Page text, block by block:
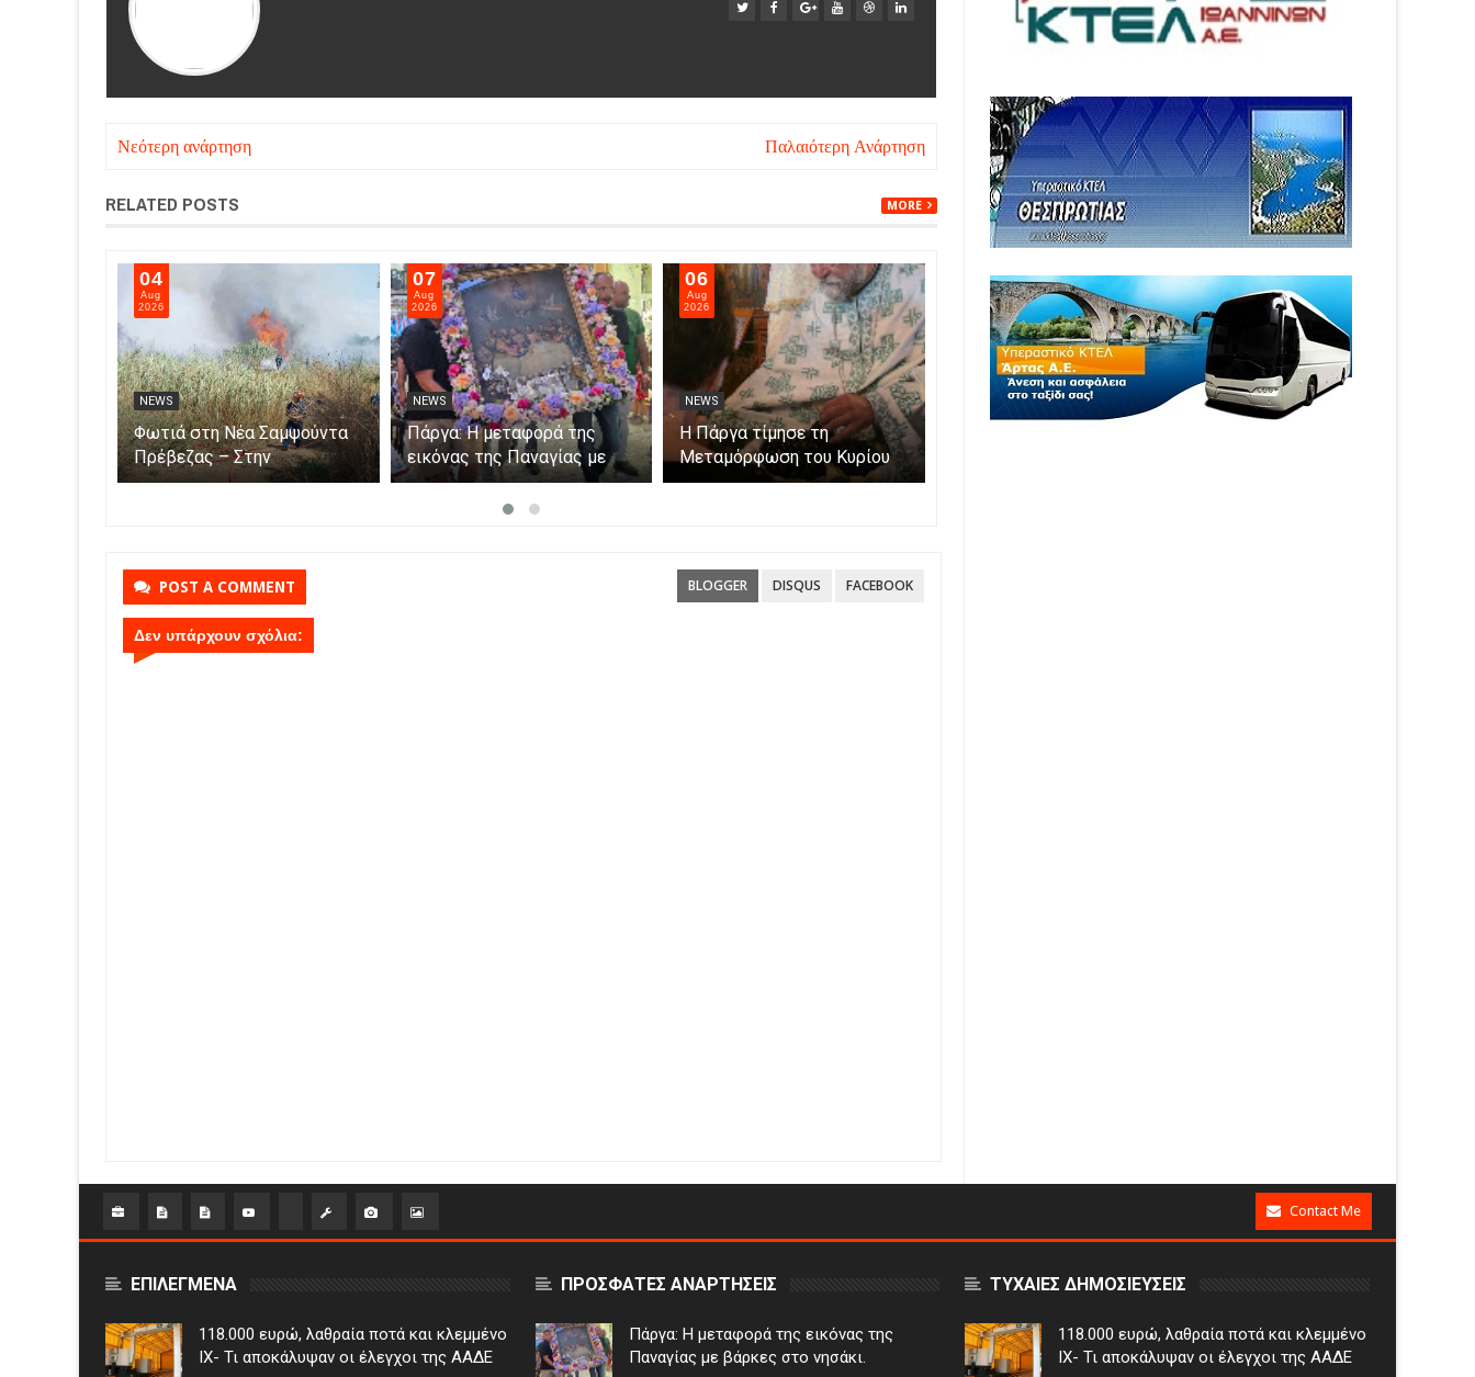
Νεότερη ανάρτηση Παλαιότερη Ανάρτηση
RELATED POSTS MORE
05
Aug
2026
NEWS
Αυξήθηκαν τα τροχαία και οι
νεκροί στην Ήπειρο τον
Ιούλιο – Πάνω από 5.500
04
Aug
2026
NEWS
Φωτιά στη Νέα Σαμψούντα
Πρέβεζας – Στην
κατάσβεση επίγειες και
εναέριες δυνάμεις
07
Aug
2026
NEWS
Πάργα: Η μεταφορά της
εικόνας της Παναγίας με
βάρκες στο νησάκι.
05
Aug
NEWS
POST A COMMENT BLOGGER DISQUS FACEBOOK
Δεν υπάρχουν σχόλια:
Contact Me
ΕΠΙΛΕΓΜΕΝΑ
118.000 ευρώ, λαθραία ποτά και κλεμμένο
ΙΧ- Τι αποκάλυψαν οι έλεγχοι της ΑΑΔΕ
ΠΡΟΣΦΑΤΕΣ ΑΝΑΡΤΗΣΕΙΣ
Πάργα: Η μεταφορά της εικόνας της
Παναγίας με βάρκες στο νησάκι.
ΤΥΧΑΙΕΣ ΔΗΜΟΣΙΕΥΣΕΙΣ
118.000 ευρώ, λαθραία ποτά και κλεμμένο
ΙΧ- Τι αποκάλυψαν οι έλεγχοι της ΑΑΔΕ